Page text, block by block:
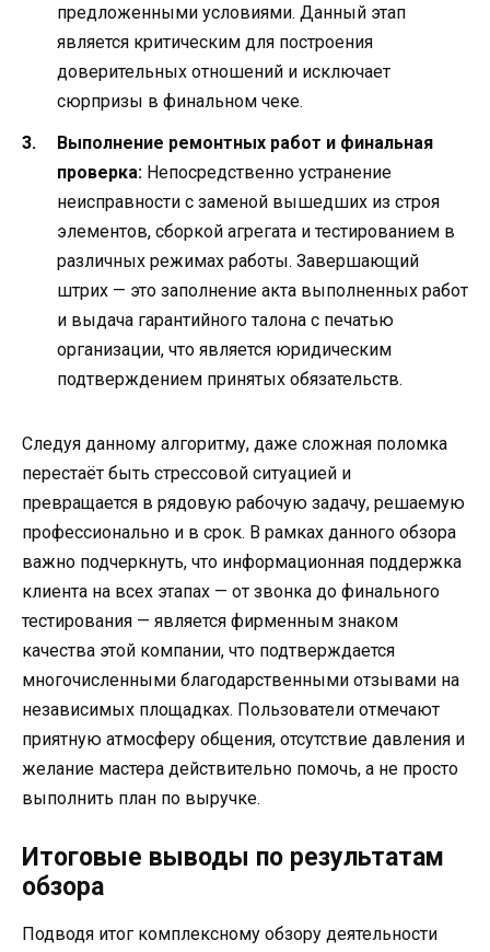
предложенными условиями. Данный этап
является критическим для построения
доверительных отношений и исключает
сюрпризы в финальном чеке.
Выполнение ремонтных работ и финальная
проверка: Непосредственно устранение
неисправности с заменой вышедших из строя
элементов, сборкой агрегата и тестированием в
различных режимах работы. Завершающий
штрих — это заполнение акта выполненных работ
и выдача гарантийного талона с печатью
организации, что является юридическим
подтверждением принятых обязательств.
Следуя данному алгоритму, даже сложная поломка
перестаёт быть стрессовой ситуацией и
превращается в рядовую рабочую задачу, решаемую
профессионально и в срок. В рамках данного обзора
важно подчеркнуть, что информационная поддержка
клиента на всех этапах — от звонка до финального
тестирования — является фирменным знаком
качества этой компании, что подтверждается
многочисленными благодарственными отзывами на
независимых площадках. Пользователи отмечают
приятную атмосферу общения, отсутствие давления и
желание мастера действительно помочь, а не просто
выполнить план по выручке.
Итоговые выводы по результатам
обзора
Подводя итог комплексному обзору деятельности